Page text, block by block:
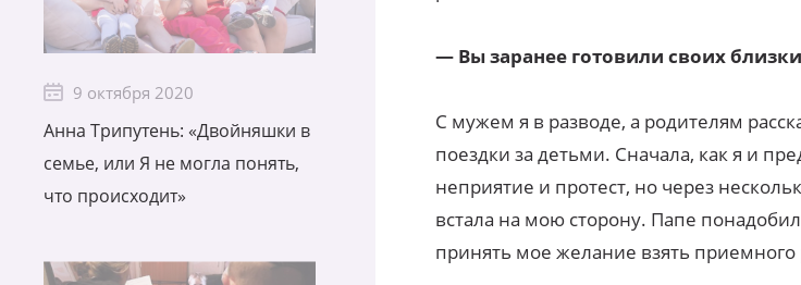
9 октября 2020
Анна Трипутень: «Двойняшки в
семье, или Я не могла понять,
что происходит»
— Вы заранее готовили своих
С мужем я в разводе, а родителям
поездки за детьми. Сначала, как я и
неприятие и протест, но через
встала на мою сторону. Папе
принять мое желание взять приемного